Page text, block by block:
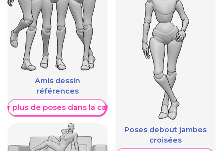
Amis dessin
références
plus de poses dans la catégorie
Poses debout jambes
croisées